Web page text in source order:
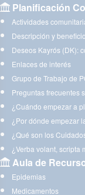
Planificación
Actividades
Descripción y
Deseos Kayrós (DK):
Enlaces de interés
Grupo de Trabajo de
Preguntas frecuentes
¿Cuándo empezar a
¿Por dónde empezar
¿Qué son los
¿Verba volant, scripta
Aula de
Epidemias
Medicamentos